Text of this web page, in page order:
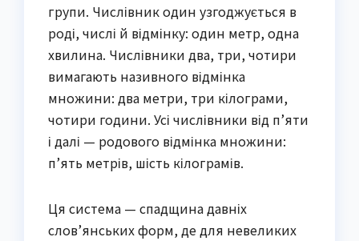
групи. Числівник один узгоджується в
роді, числі й відмінку: один метр, одна
хвилина. Числівники два, три, чотири
вимагають називного відмінка
множини: два метри, три кілограми,
чотири години. Усі числівники від п’яти
і далі — родового відмінка множини:
п’ять метрів, шість кілограмів.
Ця система — спадщина давніх
слов’янських форм, де для невеликих